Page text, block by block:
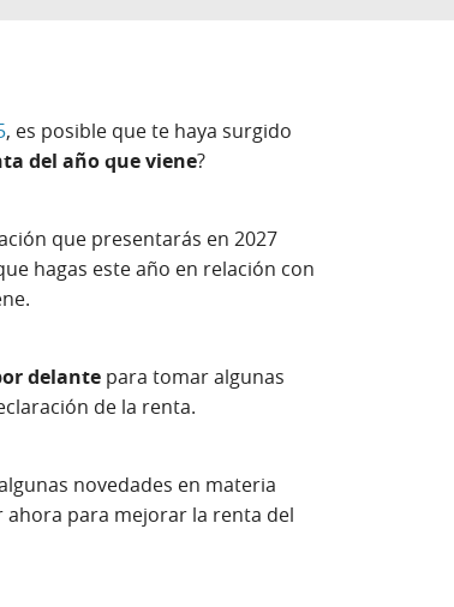
, es posible que te haya surgido
del año que viene?
que presentarás en 2027
hagas este año en relación con
delantepara tomar algunas
de la renta.
novedades en materia
para mejorar la renta del